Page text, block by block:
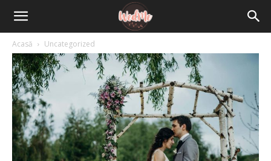
Acasă Uncategorized